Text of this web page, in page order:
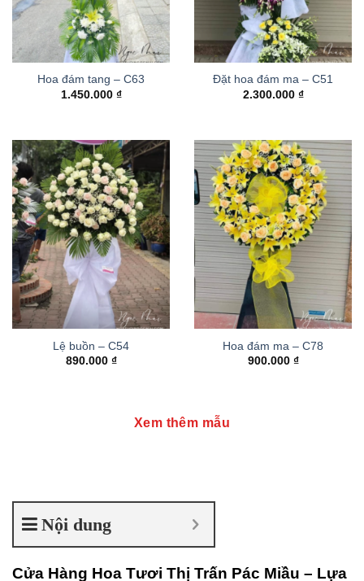
Hoa đám tang – C63
1.450.000 ₫
Đặt hoa đám ma – C51
2.300.000 ₫
Lệ buồn – C54
890.000 ₫
Hoa đám ma – C78
900.000 ₫
Xem thêm mẫu
Nội dung
Cửa Hàng Hoa Tươi Thị Trấn Pác Miầu – Lựa